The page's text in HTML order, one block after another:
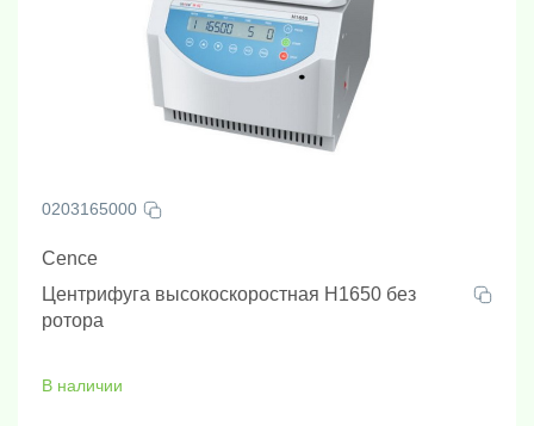
0203165000
Cence
Центрифуга высокоскоростная H1650 без
ротора
В наличии